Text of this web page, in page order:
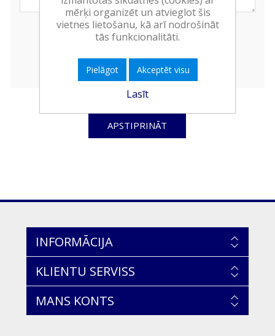
APSTIPRINĀT
INFORMĀCIJA
KLIENTU SERVISS
MANS KONTS
mērķi organizēt un atvieglot šis
vietnes lietošanu, kā arī nodrošināt
tās funkcionalitāti.
Pielāgot Akceptēt visu
Lasīt